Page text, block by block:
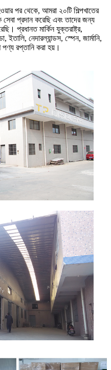
পর থেকে, আমরা ২০টি শিল্পখাতের
প্রদান করেছি এবং তাদের জন্য
প্রধানত মার্কিন যুক্তরাষ্ট্র,
ইতালি, নেদারল্যান্ডস, স্পেন, জার্মানি,
রপ্তানি করা হয়।